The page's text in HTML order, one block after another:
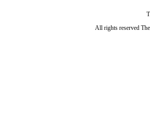
All rights reserved